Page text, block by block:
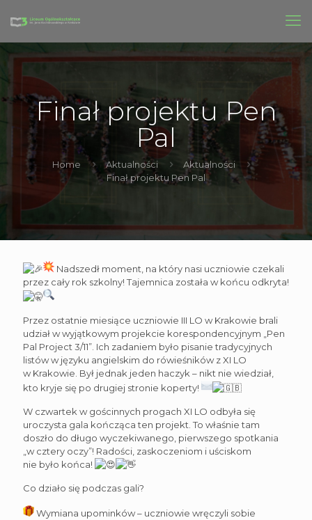
Finał projektu Pen
Pal
Home Aktualności
Aktualności
Finał projektu Pen Pal
Nadszedł moment, na który nasi uczniowie czekali
przez cały rok szkolny! Tajemnica została w końcu odkryta!
Przez ostatnie miesiące uczniowie III LO w Krakowie brali
udział w wyjątkowym projekcie korespondencyjnym „Pen
Pal Project 3/11”. Ich zadaniem było pisanie tradycyjnych
listów w języku angielskim do rówieśników z XI LO
w Krakowie. Był jednak jeden haczyk – nikt nie wiedział,
kto kryje się po drugiej stronie koperty!
W czwartek w gościnnych progach XI LO odbyła się
uroczysta gala kończąca ten projekt. To właśnie tam
doszło do długo wyczekiwanego, pierwszego spotkania
„w cztery oczy”! Radości, zaskoczeniom i uściskom
nie było końca!
Co działo się podczas gali?
Wymiana upominków – uczniowie wręczyli sobie